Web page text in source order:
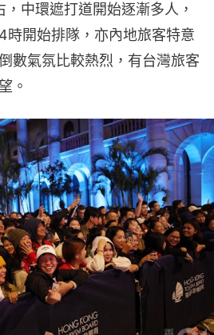
中環遮打道開始逐漸多人，
時開始排隊，亦內地旅客特意
數氣氛比較熱烈，有台灣旅客
。